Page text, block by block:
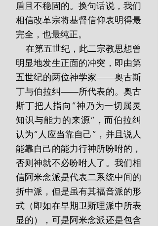
盾且不稳固的。换句话说，我们
相信改革宗将基督信仰表明得最
完全，也最纯正。
明显地发生正面的冲突，即由第
五世纪的两位神学家——奥古斯
丁与伯拉纠——所代表的。奥古
斯丁把人指向“神乃为一切属灵
知识与能力的来源”，而伯拉纠
认为“人应当靠自己”，并且说人
能靠自己的能力行神所吩咐的，
否则神就不必吩咐人了。我们相
信阿米念派是代表二系统中间的
折中派，但是虽有其福音派的形
式（即如在早期卫斯理派中所表
显的），可是阿米念派还是包含